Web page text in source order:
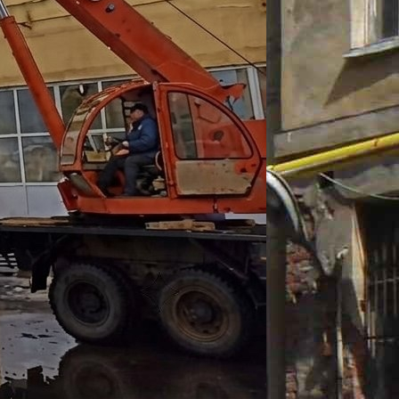
так как дополнительно
и оборудования, а также расходных
должен быть грамотным и хорошо